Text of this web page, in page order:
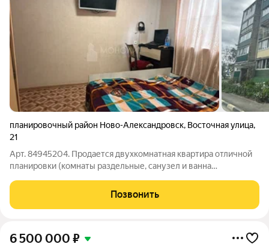
планировочный район Ново-Александровск, Восточная улица,
21
Арт. 84945204. Продается двухкомнатная квартира отличной
планировки (комнаты раздельные, санузел и ванна
остановкой "Агролицей" (район организации "Шлюмберже").
Середина дома, квартира
Позвонить
6 500 000 ₽